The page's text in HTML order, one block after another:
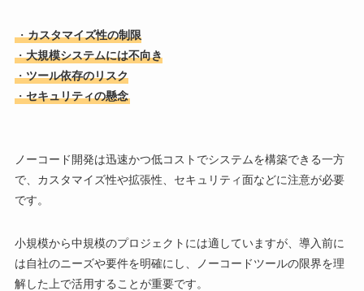
・カスタマイズ性の制限
・大規模システムには不向き
・ツール依存のリスク
・セキュリティの懸念
ノーコード開発は迅速かつ低コストでシステムを構築できる一方
で、カスタマイズ性や拡張性、セキュリティ面などに注意が必要
です。
小規模から中規模のプロジェクトには適していますが、導入前に
は自社のニーズや要件を明確にし、ノーコードツールの限界を理
解した上で活用することが重要です。